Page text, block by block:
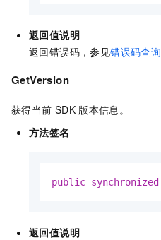
返回值说明
返回错误码，参见错误码查询
GetVersion
获得当前 SDK 版本信息。
方法签名
public synchronized
返回值说明